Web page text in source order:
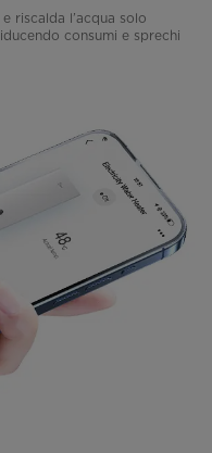
riscalda l’acqua solo
consumi e sprechi